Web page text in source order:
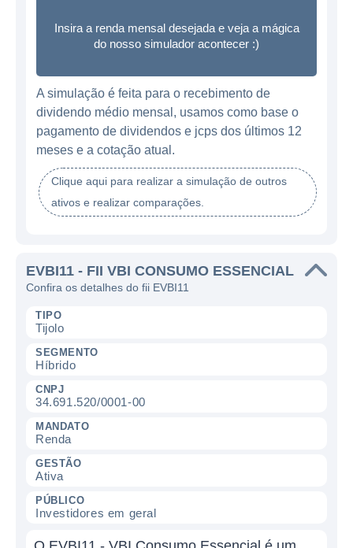
Insira a renda mensal desejada e veja a mágica
do nosso simulador acontecer :)
A simulação é feita para o recebimento de
dividendo médio mensal, usamos como base o
pagamento de dividendos e jcps dos últimos 12
meses e a cotação atual.
Clique aqui para realizar a simulação de outros
ativos e realizar comparações.
EVBI11 - FII VBI CONSUMO ESSENCIAL
Confira os detalhes do fii EVBI11
TIPO
Tijolo
SEGMENTO
Híbrido
CNPJ
34.691.520/0001-00
MANDATO
Renda
GESTÃO
Ativa
PÚBLICO
Investidores em geral